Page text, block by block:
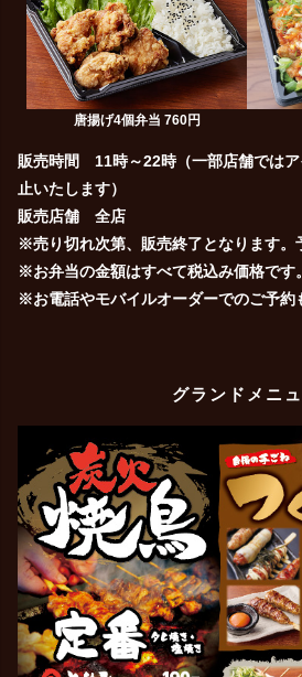
唐揚げ4個弁当 760円
販売時間 11時～22時（一部店舗ではア
止いたします）
販売店舗 全店
※売り切れ次第、販売終了となります。
※お弁当の金額はすべて税込み価格です。
※お電話やモバイルオーダーでのご予約
グランドメニ